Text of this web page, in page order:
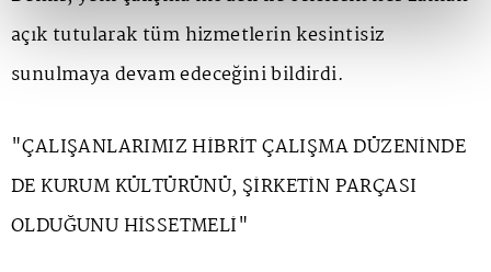
açık tutularak tüm hizmetlerin kesintisiz
sunulmaya devam edeceğini bildirdi.
"ÇALIŞANLARIMIZ HİBRİT ÇALIŞMA DÜZENİNDE
DE KURUM KÜLTÜRÜNÜ, ŞİRKETİN PARÇASI
OLDUĞUNU HİSSETMELİ"